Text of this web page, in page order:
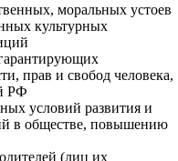
моральных устоев
культурных
прав и свобод человека,
РФ
условий развития и
в обществе, повышению
(лиц их